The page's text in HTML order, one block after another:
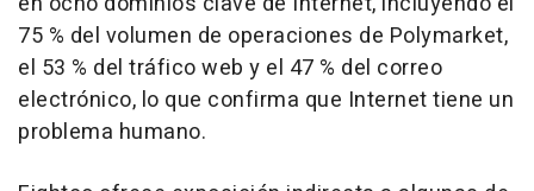
75 % del volumen de operaciones de Polymarket,
el 53 % del tráfico web y el 47 % del correo
electrónico, lo que confirma que Internet tiene un
problema humano.